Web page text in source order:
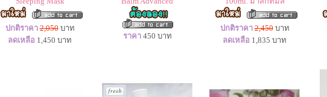
ปกติราคา 2,050บาท
ลดเหลือ 1,450 บาท ราคา 450 บาท
ปกติราคา 2,450บาท
ลดเหลือ 1,835 บาท